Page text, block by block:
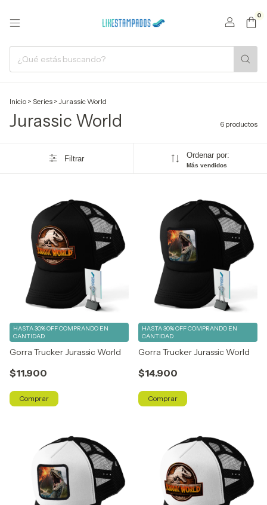
0
Inicio > Series > Jurassic World
Jurassic World 6 productos
Filtrar Ordenar por:
Más vendidos
Gorra Trucker Jurassic World
$11.900
HASTA 30% OFFCOMPRANDO EN
CANTIDAD
Comprar
Gorra Trucker Jurassic World
$14.900
HASTA 30% OFFCOMPRANDO EN
CANTIDAD
Comprar